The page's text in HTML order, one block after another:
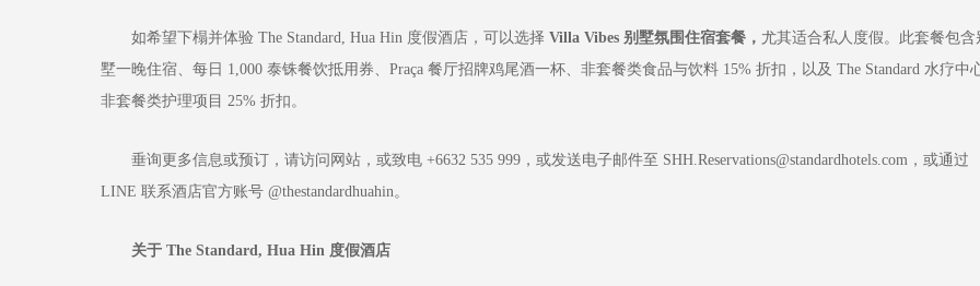
如希望下榻并体验 The Standard, Hua Hin 度假酒店，可以选择 Villa Vibes 别墅氛围住宿套餐， 尤其适合私人度假。此套餐包含
墅一晚住宿、每日 1,000 泰铢餐饮抵用券、Praça 餐厅招牌鸡尾酒一杯、非套餐类食品与饮料 15% 折扣，以及 The Standard 水疗中
非套餐类护理项目 25% 折扣。
垂询更多信息或预订，请访问网站，或致电 +6632 535 999，或发送电子邮件至 SHH.Reservations@standardhotels.com，或通过
LINE 联系酒店官方账号 @thestandardhuahin。
关于 The Standard, Hua Hin 度假酒店